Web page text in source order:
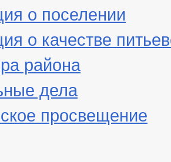
о поселении
о качестве
района
дела
просвещение